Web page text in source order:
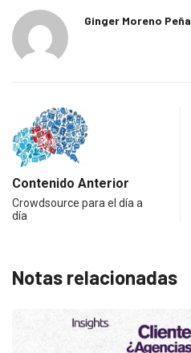
Ginger Moreno Peña
Contenido Anterior
Crowdsource para el día a
día
Notas relacionadas